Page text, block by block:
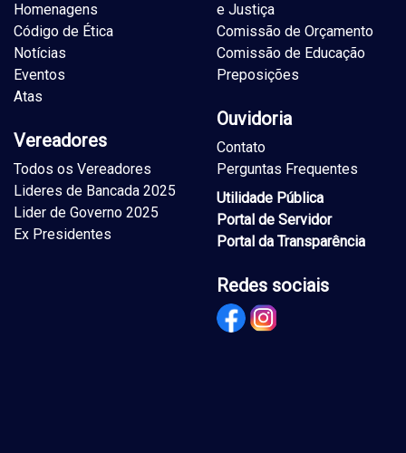
Homenagens
Código de Ética
Notícias
Eventos
Atas
Vereadores
Todos os Vereadores
Lideres de Bancada 2025
Lider de Governo 2025
Ex Presidentes
e Justiça
Comissão de Orçamento
Comissão de Educação
Preposições
Ouvidoria
Contato
Perguntas Frequentes
Utilidade Pública
Portal de Servidor
Portal da Transparência
Redes sociais